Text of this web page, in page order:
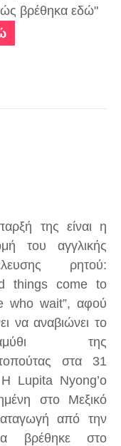
βρέθηκα εδώ"
της είναι η
του αγγλικής
ρητού:
things come to
who wait”, αφού
να αναβιώνει το
της
στα 31
Lupita Nyong’o
στο Μεξικό
από την
βρέθηκε στο